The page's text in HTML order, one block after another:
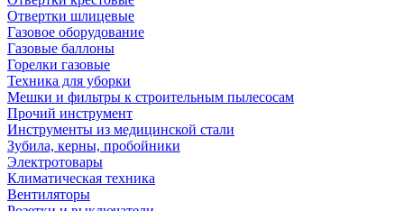
Отвертки шлицевые
Газовое оборудование
Газовые баллоны
Горелки газовые
Техника для уборки
Мешки и фильтры к строительным пылесосам
Прочий инструмент
Инструменты из медицинской стали
Зубила, керны, пробойники
Электротовары
Климатическая техника
Вентиляторы